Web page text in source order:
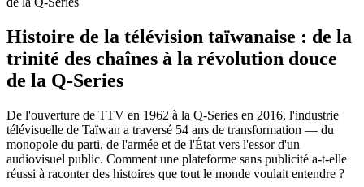
Histoire de la télévision taïwanaise : de la
trinité des chaînes à la révolution douce
de la Q-Series
De l'ouverture de TTV en 1962 à la Q-Series en 2016, l'industrie
télévisuelle de Taïwan a traversé 54 ans de transformation — du
monopole du parti, de l'armée et de l'État vers l'essor d'un
audiovisuel public. Comment une plateforme sans publicité a-t-elle
réussi à raconter des histoires que tout le monde voulait entendre ?